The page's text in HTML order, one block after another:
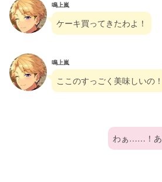
鳴上嵐
ケーキ買ってきたわよ！
鳴上嵐
ここのすっごく美味しいの！
わぁ……！あ